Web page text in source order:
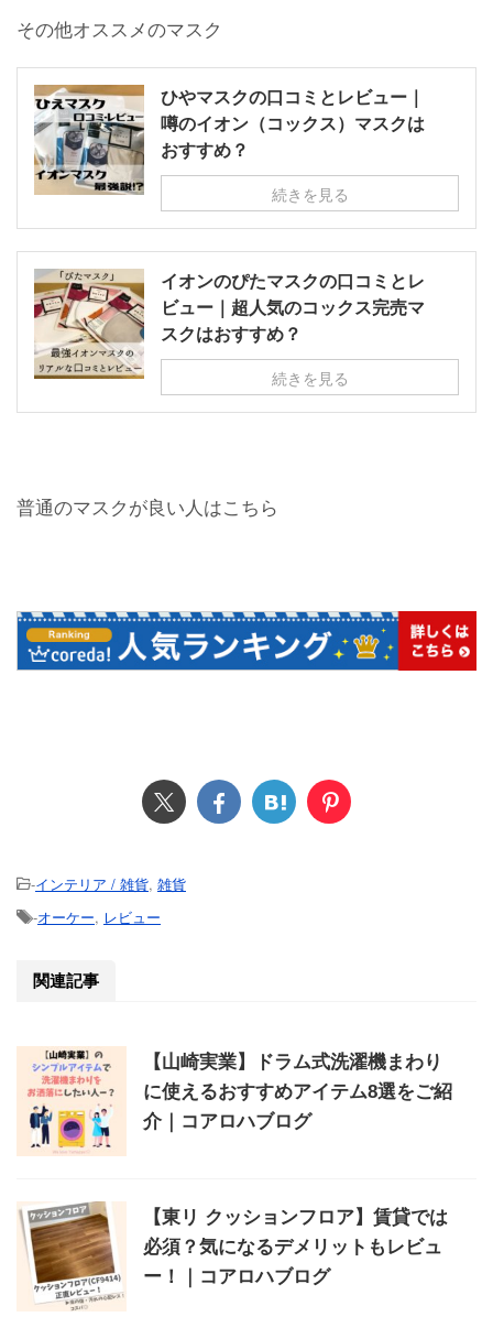
その他オススメのマスク
ひやマスクの口コミとレビュー｜
噂のイオン（コックス）マスクは
おすすめ？
続きを見る
イオンのぴたマスクの口コミとレ
ビュー｜超人気のコックス完売マ
スクはおすすめ？
続きを見る
普通のマスクが良い人はこちら
-インテリア / 雑貨, 雑貨
-オーケー, レビュー
関連記事
【山崎実業】ドラム式洗濯機まわり
に使えるおすすめアイテム8選をご紹
介｜コアロハブログ
【東リ クッションフロア】賃貸では
必須？気になるデメリットもレビュ
ー！｜コアロハブログ